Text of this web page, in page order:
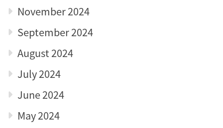
November 2024
September 2024
August 2024
July 2024
June 2024
May 2024